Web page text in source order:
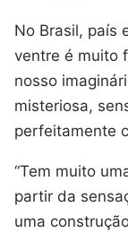
No Brasil, país
ventre é muito
nosso
misteriosa,
perfeitamente
“Tem muito
partir da
uma